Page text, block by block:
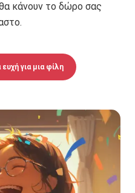
κάνουν το δώρο σας
για μια φίλη